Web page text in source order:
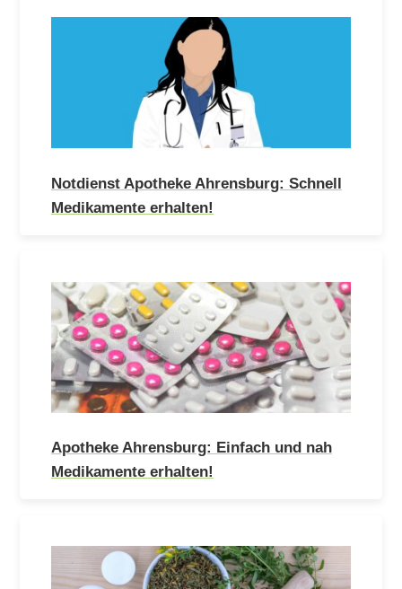
Notdienst Apotheke Ahrensburg: Schnell
Medikamente erhalten!
Apotheke Ahrensburg: Einfach und nah
Medikamente erhalten!